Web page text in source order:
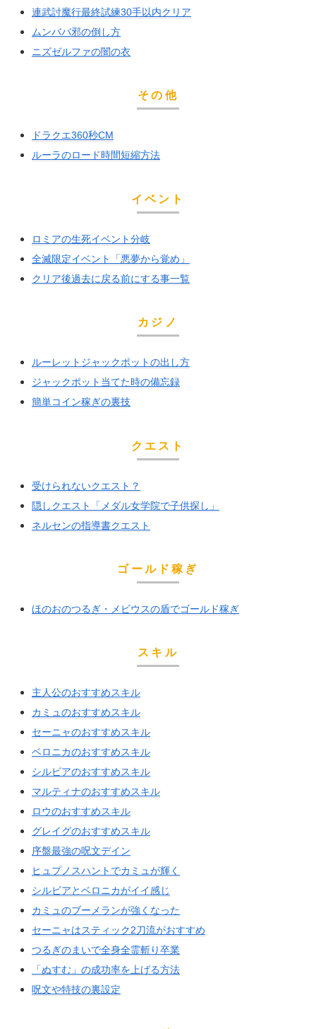
連武討魔行最終試練30手以内クリア
ムンババ邪の倒し方
ニズゼルファの闇の衣
その他
ドラクエ360秒CM
ルーラのロード時間短縮方法
イベント
ロミアの生死イベント分岐
全滅限定イベント「悪夢から覚め」
クリア後過去に戻る前にする事一覧
カジノ
ルーレットジャックポットの出し方
ジャックポット当てた時の備忘録
簡単コイン稼ぎの裏技
クエスト
受けられないクエスト？
隠しクエスト「メダル女学院で子供探し」
ネルセンの指導書クエスト
ゴールド稼ぎ
ほのおのつるぎ・メビウスの盾でゴールド稼ぎ
スキル
主人公のおすすめスキル
カミュのおすすめスキル
セーニャのおすすめスキル
ベロニカのおすすめスキル
シルビアのおすすめスキル
マルティナのおすすめスキル
ロウのおすすめスキル
グレイグのおすすめスキル
序盤最強の呪文デイン
ヒュプノスハントでカミュが輝く
シルビアとベロニカがイイ感じ
カミュのブーメランが強くなった
セーニャはスティック2刀流がおすすめ
つるぎのまいで全身全霊斬り卒業
「ぬすむ」の成功率を上げる方法
呪文や特技の裏設定